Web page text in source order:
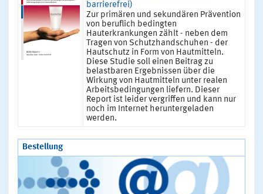
barrierefrei)
Zur primären und sekundären Prävention
von beruflich bedingten
Hauterkrankungen zählt - neben dem
Tragen von Schutzhandschuhen - der
Hautschutz in Form von Hautmitteln.
Diese Studie soll einen Beitrag zu
belastbaren Ergebnissen über die
Wirkung von Hautmitteln unter realen
Arbeitsbedingungen liefern. Dieser
Report ist leider vergriffen und kann nur
noch im Internet heruntergeladen
werden.
Bestellung